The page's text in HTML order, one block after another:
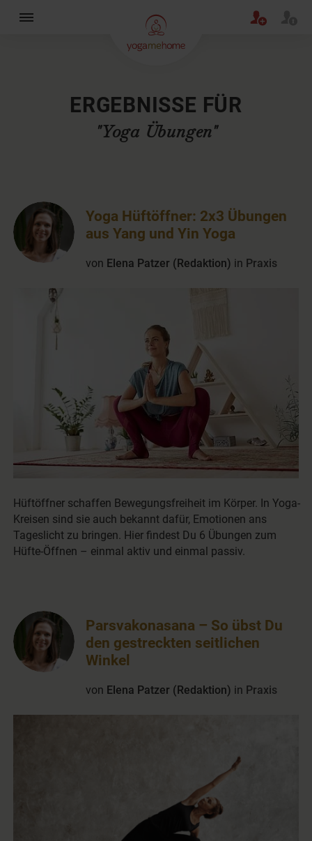
ERGEBNISSE FÜR
"Yoga Übungen"
Hüftöffner schaffen Bewegungsfreiheit im Körper. In Yoga-
Kreisen sind sie auch bekannt dafür, Emotionen ans
Tageslicht zu bringen. Hier findest Du 6 Übungen zum
Hüfte-Öffnen – einmal aktiv und einmal passiv.
Yoga Hüftöffner: 2x3 Übungen
aus Yang und Yin Yoga
von Elena Patzer (Redaktion) in Praxis
Parsvakonasana – So übst Du
den gestreckten seitlichen
Winkel
von Elena Patzer (Redaktion) in Praxis